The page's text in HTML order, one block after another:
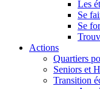
Les
Se
Se
Actions
Quartiers
Seniors et
Transition